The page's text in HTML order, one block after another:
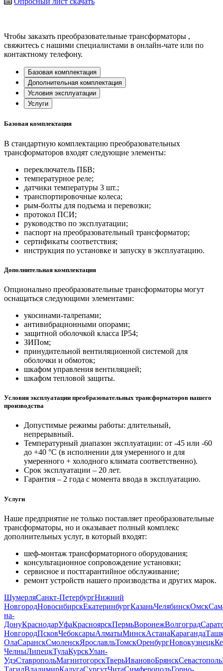
Чтобы заказать преобразовательные трансформаторы ,
свяжитесь с нашими специалистами в онлайн-чате или по
контактному телефону.
Базовая комплектация
Дополнительная комплектация
Условия эксплуатации
Услуги
Базовая комплектация
В стандартную комплектацию преобразовательных
трансформаторов входят следующие элементы:
переключатель ПБВ;
температурное реле;
датчики температуры 3 шт.;
транспортировочные колеса;
рым-болты для подъема и перевозки;
протокол ПСИ;
руководство по эксплуатации;
паспорт на преобразовательный трансформатор;
сертификаты соответствия;
инструкция по установке и запуску в эксплуатацию.
Дополнительная комплектация
Опционально преобразовательные трансформаторы могут
оснащаться следующими элементами:
укосинами-талрепами;
антивибрационными опорами;
защитной оболочкой класса IP54;
ЗИПом;
принудительной вентиляционной системой для
оболочки и обмоток;
шкафом управления вентиляцией;
шкафом тепловой защиты.
Условия эксплуатации преобразовательных трансформаторов нашего
производства
Допустимые режимы работы: длительный,
непрерывный.
Температурный диапазон эксплуатации: от -45 или -60
до +40 °С (в исполнении для умеренного и для
умеренного + холодного климата соответственно).
Срок эксплуатации – 20 лет.
Гарантия – 2 года с момента ввода в эксплуатацию.
Услуги
Наше предприятие не только поставляет преобразовательные
трансформаторы, но и оказывает полный комплекс
дополнительных услуг, в который входят:
шеф-монтаж трансформаторного оборудования;
консультационное сопровождение установки;
сервисное и постгарантийное обслуживание;
ремонт устройств нашего производства и других марок.
ШумерляСанкт-ПетербургНижний
НовгородНовосибирскЕкатеринбургКазаньЧелябинскОмск
на-
ДонуКраснодарУфаКрасноярскПермьВоронежВолгоград
НовгородПсковЧебоксарыАлматыМинскАстанаКараганда
ОлаСаранскСмоленскЯрославльТомскОренбургНовокузнецк
ЧелныЛипецкТулаКурскУлан-
УдэСтавропольМагнитогорскТверьИвановоБрянскСевастополь
ТагилВладимирКалугаСургутЧитаСимферопольГорно-